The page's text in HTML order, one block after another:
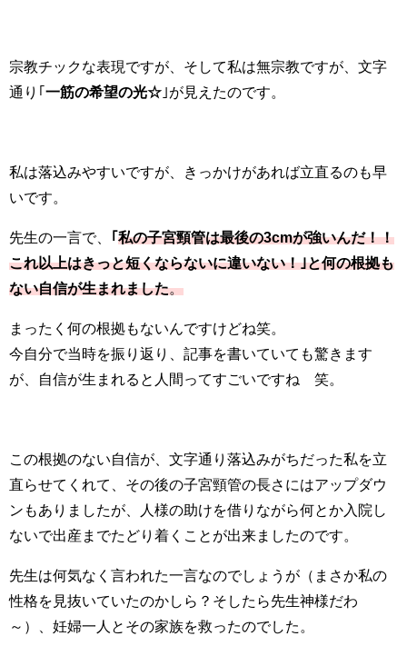
宗教チックな表現ですが、そして私は無宗教ですが、文字
通り｢ 一筋の希望の光☆ ｣が見えたのです。
私は落込みやすいですが、きっかけがあれば立直るのも早
いです。
先生の一言で、 ｢私の子宮頸管は最後の3cmが強いんだ！！
これ以上はきっと短くならないに違いない！｣と何の根拠も
ない自信が生まれました。
まったく何の根拠もないんですけどね笑。
今自分で当時を振り返り、記事を書いていても驚きます
が、自信が生まれると人間ってすごいですね 笑。
この根拠のない自信が、文字通り落込みがちだった私を立
直らせてくれて、その後の子宮頸管の長さにはアップダウ
ンもありましたが、人様の助けを借りながら何とか入院し
ないで出産までたどり着くことが出来ましたのです。
先生は何気なく言われた一言なのでしょうが（まさか私の
性格を見抜いていたのかしら？そしたら先生神様だわ
～）、妊婦一人とその家族を救ったのでした。